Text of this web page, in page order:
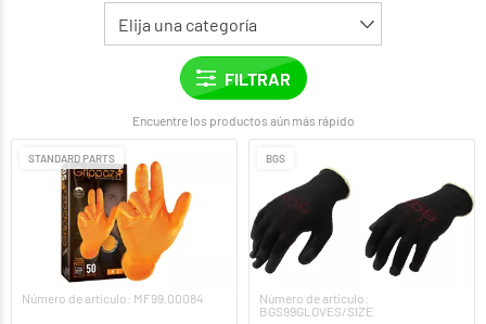
Encuentre los productos aún más rápido
STANDARD PARTS
Número de artículo: MF99.00084
BGS
Número de artículo:
BGS99GLOVES/SIZE